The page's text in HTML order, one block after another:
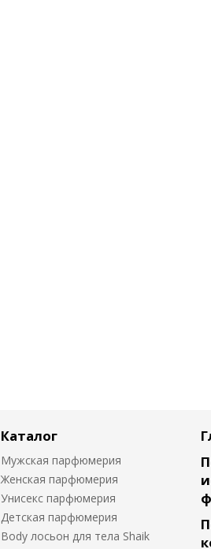
Каталог
Мужская парфюмерия
Женская парфюмерия
Унисекс парфюмерия
Детская парфюмерия
Body лосьон для тела Shaik